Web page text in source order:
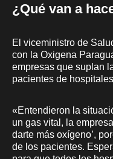
¿Qué van a
El viceministro de
con la Oxigena
empresas que suplan
pacientes de
«Entendieron la
un gas vital, la
darte más oxígeno’,
de los pacientes.